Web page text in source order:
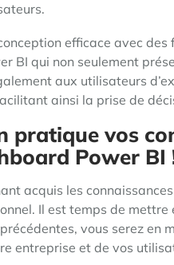
efficace avec
BI qui non seulement
aux utilisateurs
ainsi la prise de
pratique vos
Power BI
acquis les
Il est temps de
vous serez en
entreprise et de vos